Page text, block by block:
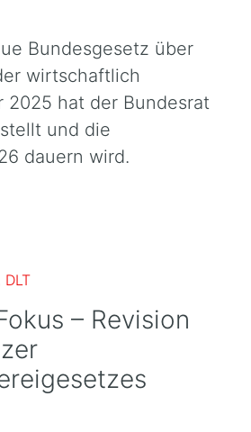
Bundesgesetz über
wirtschaftlich
2025 hat der Bundesrat
und die
dauern wird.
DLT
– Revision